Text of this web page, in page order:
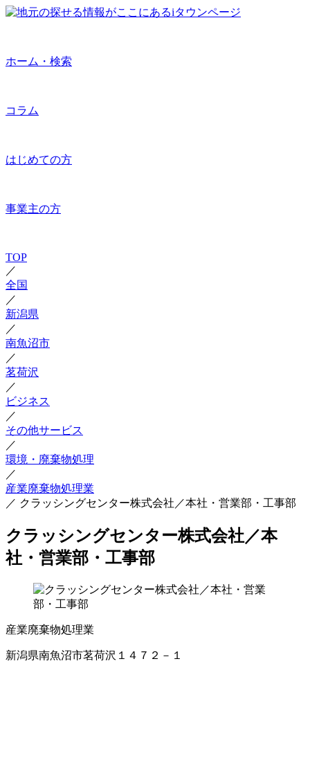
ホーム・検索
コラム
はじめての方
事業主の方
TOP
／
全国
／
新潟県
／
南魚沼市
／
茗荷沢
／
ビジネス
／
その他サービス
／
環境・廃棄物処理
／
産業廃棄物処理業
／ クラッシングセンター株式会社／本社・営業部・工事部
クラッシングセンター株式会社／本
社・営業部・工事部
産業廃棄物処理業
新潟県南魚沼市茗荷沢１４７２－１